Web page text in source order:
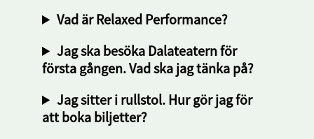
Vad är Relaxed Performance?
Jag ska besöka Dalateatern för
första gången. Vad ska jag tänka på?
Jag sitter i rullstol. Hur gör jag för
att boka biljetter?